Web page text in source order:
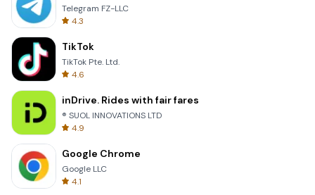
Telegram FZ-LLC
4.3
TikTok
TikTok Pte. Ltd.
4.6
inDrive. Rides with fair fares
® SUOL INNOVATIONS LTD
4.9
Google Chrome
Google LLC
4.1